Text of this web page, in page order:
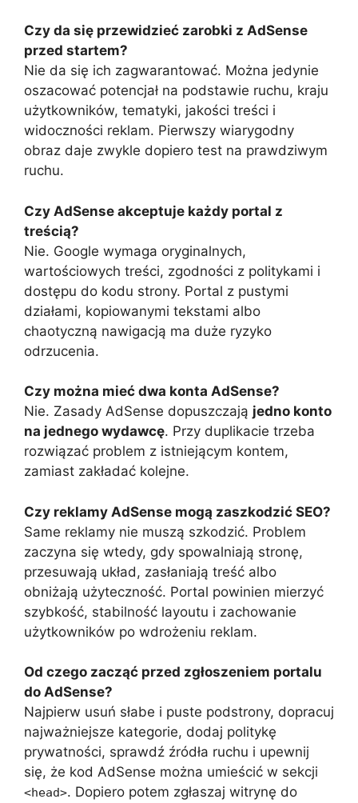
Czy da się przewidzieć zarobki z AdSense
przed startem?
Nie da się ich zagwarantować. Można jedynie
oszacować potencjał na podstawie ruchu, kraju
użytkowników, tematyki, jakości treści i
widoczności reklam. Pierwszy wiarygodny
obraz daje zwykle dopiero test na prawdziwym
ruchu.
Czy AdSense akceptuje każdy portal z
treścią?
Nie. Google wymaga oryginalnych,
wartościowych treści, zgodności z politykami i
dostępu do kodu strony. Portal z pustymi
działami, kopiowanymi tekstami albo
chaotyczną nawigacją ma duże ryzyko
odrzucenia.
Czy można mieć dwa konta AdSense?
Nie. Zasady AdSense dopuszczają jedno konto
na jednego wydawcę. Przy duplikacie trzeba
rozwiązać problem z istniejącym kontem,
zamiast zakładać kolejne.
Czy reklamy AdSense mogą zaszkodzić SEO?
Same reklamy nie muszą szkodzić. Problem
zaczyna się wtedy, gdy spowalniają stronę,
przesuwają układ, zasłaniają treść albo
obniżają użyteczność. Portal powinien mierzyć
szybkość, stabilność layoutu i zachowanie
użytkowników po wdrożeniu reklam.
Od czego zacząć przed zgłoszeniem portalu
do AdSense?
Najpierw usuń słabe i puste podstrony, dopracuj
najważniejsze kategorie, dodaj politykę
prywatności, sprawdź źródła ruchu i upewnij
się, że kod AdSense można umieścić w sekcji
<head>. Dopiero potem zgłaszaj witrynę do